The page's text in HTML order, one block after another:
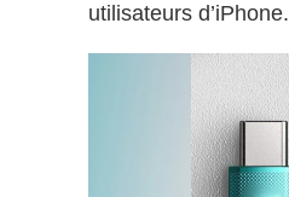
utilisateurs d’iPhone.